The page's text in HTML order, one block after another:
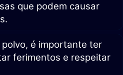
que podem causar
é importante ter
ferimentos e respeitar